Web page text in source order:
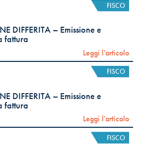
FISCO
DIFFERITA – Emissione e
fattura
Leggi l'articolo
FISCO
DIFFERITA – Emissione e
fattura
Leggi l'articolo
FISCO